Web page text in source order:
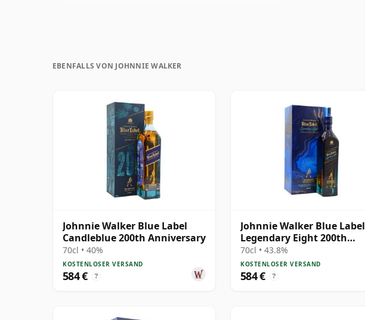
EBENFALLS VON JOHNNIE WALKER
Johnnie Walker Blue Label
Candleblue 200th Anniversary
70cl • 40%
KOSTENLOSER VERSAND
584 € ?
Johnnie Walker Blue Label
Legendary Eight 200th
Anniversary Blend
70cl • 43.8%
KOSTENLOSER VERSAND
584 € ?